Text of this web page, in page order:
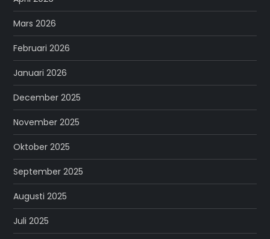
Mars 2026
Februari 2026
Januari 2026
December 2025
November 2025
Oktober 2025
September 2025
Augusti 2025
Juli 2025